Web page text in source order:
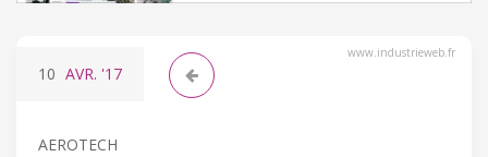
www.industrieweb.fr
10 AVR. '17
AEROTECH